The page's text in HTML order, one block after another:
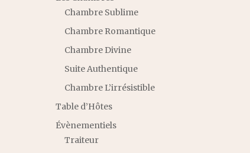
Chambre Sublime
Chambre Romantique
Chambre Divine
Suite Authentique
Chambre L’irrésistible
Table d’Hôtes
Évènementiels
Traiteur